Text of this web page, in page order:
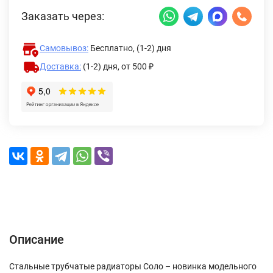
Заказать через:
Самовывоз: Бесплатно, (1-2) дня
Доставка: (1-2) дня, от 500 ₽
Описание
Стальные трубчатые радиаторы Соло – новинка модельного